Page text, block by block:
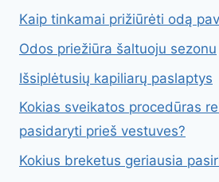
Kaip tinkamai prižiūrėti odą
Odos priežiūra šaltuoju sezonu
Išsiplėtusių kapiliarų paslaptys
Kokias sveikatos procedūras
pasidaryti prieš vestuves?
Kokius breketus geriausia